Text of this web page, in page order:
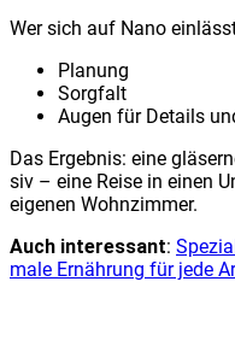
Wer sich auf Nano
Pla­nung
Sorg­falt
Augen für Details
Das Ergeb­nis: eine
siv – eine Rei­se in einen
eige­nen Wohn­zim­mer.
Auch inter­es­sant:
ma­le Ernäh­rung für jede